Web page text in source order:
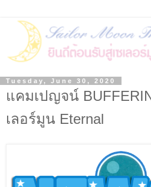
Tuesday, June 30, 2020
แคมเปญจน์
เลอร์มูน Eternal